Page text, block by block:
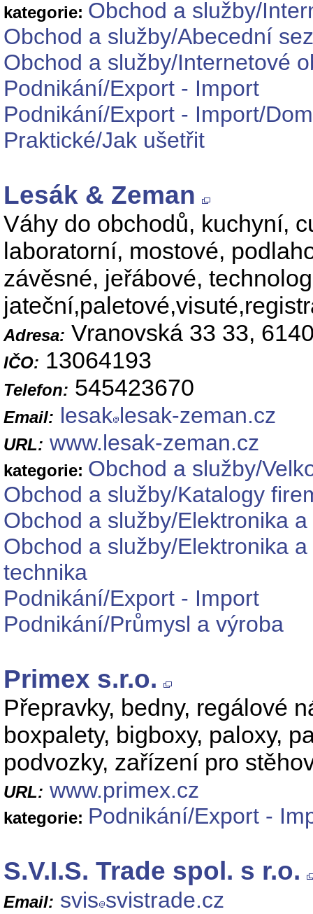
kategorie: Obchod a služby/
Obchod a služby/Abecední
Obchod a služby/Internetové
Podnikání/Export - Import
Podnikání/Export - Import/
Praktické/Jak ušetřit
Lesák & Zeman
Váhy do obchodů, kuchyní,
laboratorní, mostové,
závěsné, jeřábové,
Adresa: Vranovská 33 33,
IČO: 13064193
Telefon: 545423670
Email: lesak lesak-zeman.cz
URL: www.lesak-zeman.cz
kategorie: Obchod a služby/
Obchod a služby/Katalogy
Obchod a služby/Elektronika
Obchod a služby/Elektronika
technika
Podnikání/Export - Import
Podnikání/Průmysl a výroba
Primex s.r.o.
Přepravky, bedny, regálové
boxpalety, bigboxy, paloxy,
podvozky, zařízení pro
URL: www.primex.cz
kategorie: Podnikání/Export -
S.V.I.S. Trade spol. s r.o.
Email: svis svistrade.cz